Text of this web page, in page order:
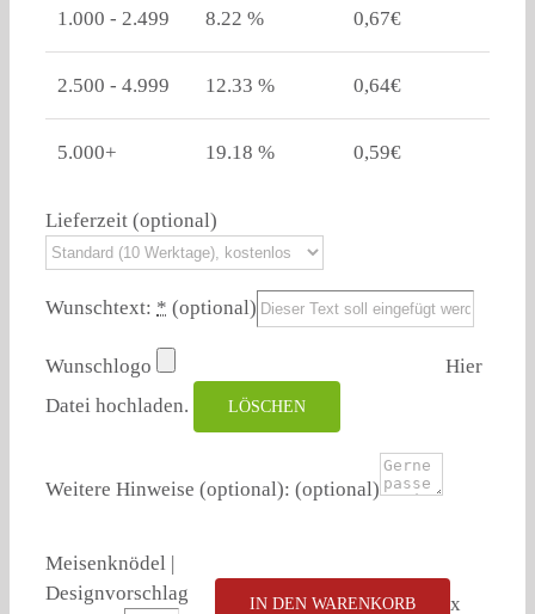
1.000 - 2.499 8.22 % 0,67€
2.500 - 4.999 12.33 % 0,64€
5.000+ 19.18 % 0,59€
Lieferzeit (optional)
Wunschtext: * (optional)
Wunschlogo
Hier
Datei hochladen.
LÖSCHEN
Weitere Hinweise (optional): (optional)
Meisenknödel |
Designvorschlag
IN DEN WARENKORB x